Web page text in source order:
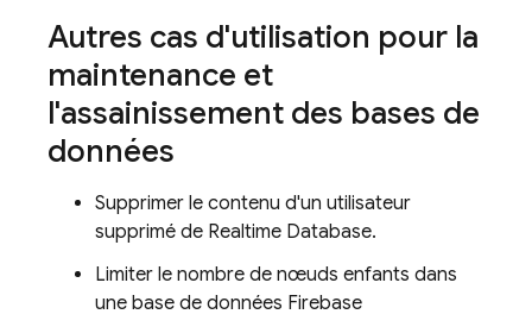
Autres cas d'utilisation pour la
maintenance et
l'assainissement des bases de
données
Supprimer le contenu d'un utilisateur
supprimé de Realtime Database.
Limiter le nombre de nœuds enfants dans
une base de données Firebase